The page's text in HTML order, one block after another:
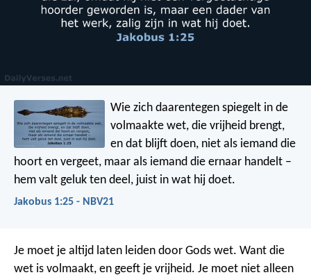
Wie zich daarentegen spiegelt in de
volmaakte wet, die vrijheid brengt,
en dat blijft doen, niet als iemand die
hoort en vergeet, maar als iemand die ernaar handelt –
hem valt geluk ten deel, juist in wat hij doet.
Jakobus 1:25 - NBV21
Je moet je altijd laten leiden door Gods wet. Want die
wet is volmaakt, en geeft je vrijheid. Je moet niet alleen